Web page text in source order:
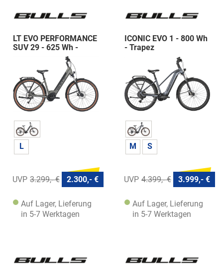
LT EVO PERFORMANCE
SUV 29 - 625 Wh -
L
3.299,- € 2.300,- €
Auf Lager, Lieferung
in 5-7 Werktagen
ICONIC EVO 1 - 800 Wh
- Trapez
M S
4.399,- € 3.999,- €
Auf Lager, Lieferung
in 5-7 Werktagen